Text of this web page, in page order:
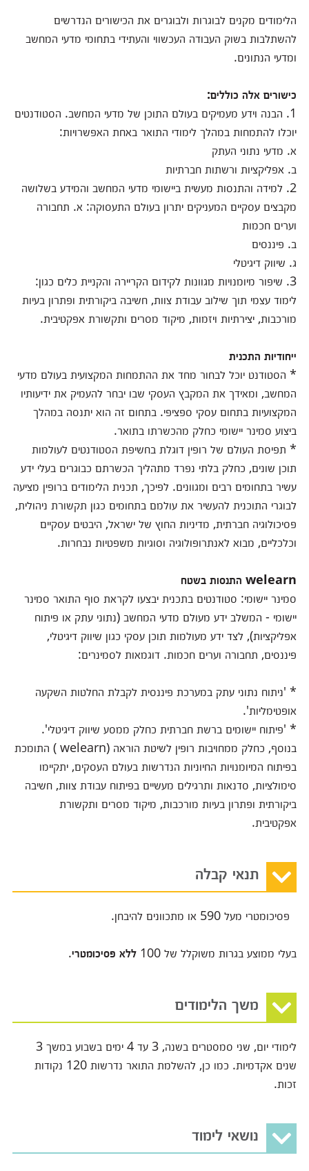
הלימודים מקנים לבוגרות ולבוגרים את הכישורים הנדרשים
להשתלבות בשוק העבודה העכשווי והעתידי בתחומי מדעי המחשב
ומדעי הנתונים.
כישורים אלה כוללים:
1. הבנה וידע מעמיקים בעולם התוכן של מדעי המחשב. הסטודנטים
יוכלו להתמחות במהלך לימודי התואר באחת האפשרויות:
א. מדעי נתוני העתק
ב. אפליקציות ורשתות חברתיות
2. למידה והתנסות מעשית ביישומי מדעי המחשב והמידע בשלושה
מקבצים עסקיים המעניקים יתרון בעולם התעסוקה: א. תחבורה
וערים חכמות
ב. פיננסים
ג. שיווק דיגיטלי
3. שיפור מיומנויות מגוונות לקידום הקריירה והקניית כלים כגון:
לימוד עצמי תוך שילוב עבודת צוות, חשיבה ביקורתית ופתרון בעיות
מורכבות, יצירתיות ויזמות, מיקוד מסרים ותקשורת אפקטיבית.
ייחודיות התכנית
* הסטודנט יוכל לבחור מחד את ההתמחות המקצועית בעולם מדעי
המחשב, ומאידך את המקבץ העסקי שבו יבחר להעמיק את ידיעותיו
המקצועיות בתחום עסקי ספציפי. בתחום זה הוא יתנסה במהלך
ביצוע סמינר יישומי כחלק מהכשרתו בתואר.
* תפיסת העולם של רופין דוגלת בחשיפת הסטודנטים לעולמות
תוכן שונים, כחלק בלתי נפרד מתהליך הכשרתם כבוגרים בעלי ידע
עשיר בתחומים רבים ומגוונים. לפיכך, תכנית הלימודים ברופין מציעה
לבוגרי התוכנית להעשיר את עולמם בתחומים כגון תקשורת ניהולית,
פסיכולוגיה חברתית, מדיניות החוץ של ישראל, היבטים עסקיים
וכלכליים, מבוא לאנתרופולוגיה וסוגיות משפטיות נבחרות.
welearn התנסות בשטח
סמינר יישומי: סטודנטים בתכנית יבצעו לקראת סוף התואר סמינר
יישומי - המשלב ידע מעולם מדעי המחשב (נתוני עתק או פיתוח
אפליקציות), לצד ידע מעולמות תוכן עסקי כגון שיווק דיגיטלי,
פיננסים, תחבורה וערים חכמות. דוגמאות לסמינרים:
* 'ניתוח נתוני עתק במערכת פיננסית לקבלת החלטות השקעה
אופטימליות'.
* 'פיתוח יישומים ברשת חברתית כחלק ממסע שיווק דיגיטלי'.
בנוסף, כחלק ממחויבות רופין לשיטת הוראה (welearn ) התומכת
בפיתוח המיומנויות החיוניות הנדרשות בעולם העסקים, יתקיימו
סימולציות, סדנאות ותרגילים מעשיים בפיתוח עבודת צוות, חשיבה
ביקורתית ופתרון בעיות מורכבות, מיקוד מסרים ותקשורת
אפקטיבית.
תנאי קבלה
פסיכומטרי מעל 590 או מתכוונים להיבחן.
בעלי ממוצע בגרות משוקלל של 100 ללא פסיכומטרי.
משך הלימודים
לימודי יום, שני סמסטרים בשנה, 3 עד 4 ימים בשבוע במשך 3
שנים אקדמיות. כמו כן, להשלמת התואר נדרשות 120 נקודות
זכות.
נושאי לימוד